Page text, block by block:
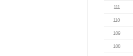
111
110
109
108